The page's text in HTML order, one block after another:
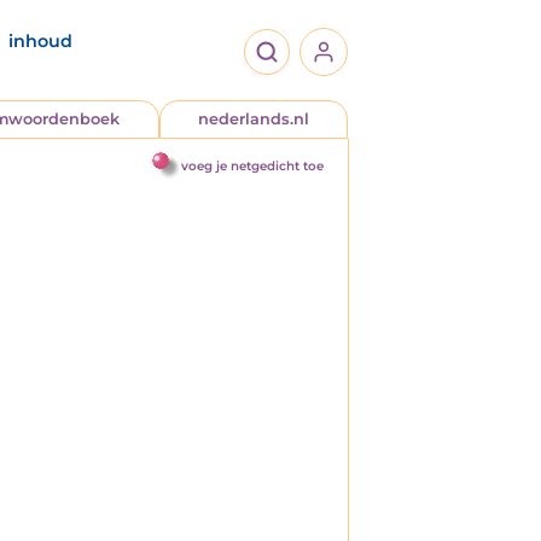
inhoud
nederlands.nl
voeg je netgedicht toe